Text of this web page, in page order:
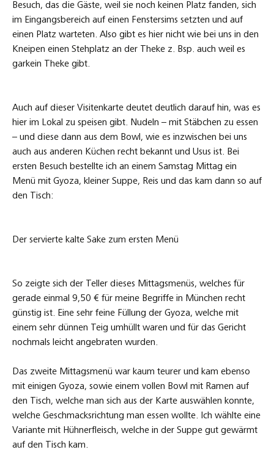
Besuch, das die Gäste, weil sie noch keinen Platz fanden, sich
im Eingangsbereich auf einen Fenstersims setzten und auf
einen Platz warteten. Also gibt es hier nicht wie bei uns in den
Kneipen einen Stehplatz an der Theke z. Bsp. auch weil es
garkein Theke gibt.
Auch auf dieser Visitenkarte deutet deutlich darauf hin, was es
hier im Lokal zu speisen gibt. Nudeln – mit Stäbchen zu essen
– und diese dann aus dem Bowl, wie es inzwischen bei uns
auch aus anderen Küchen recht bekannt und Usus ist. Bei
ersten Besuch bestellte ich an einem Samstag Mittag ein
Menü mit Gyoza, kleiner Suppe, Reis und das kam dann so auf
den Tisch:
Der servierte kalte Sake zum ersten Menü
So zeigte sich der Teller dieses Mittagsmenüs, welches für
gerade einmal 9,50 € für meine Begriffe in München recht
günstig ist. Eine sehr feine Füllung der Gyoza, welche mit
einem sehr dünnen Teig umhüllt waren und für das Gericht
nochmals leicht angebraten wurden.
Das zweite Mittagsmenü war kaum teurer und kam ebenso
mit einigen Gyoza, sowie einem vollen Bowl mit Ramen auf
den Tisch, welche man sich aus der Karte auswählen konnte,
welche Geschmacksrichtung man essen wollte. Ich wählte eine
Variante mit Hühnerfleisch, welche in der Suppe gut gewärmt
auf den Tisch kam.